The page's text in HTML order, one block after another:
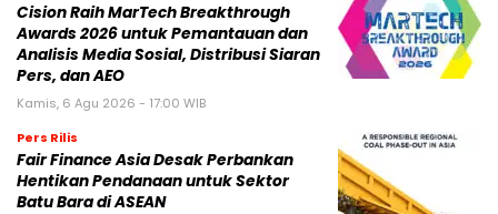
Cision Raih MarTech Breakthrough
Awards 2026 untuk Pemantauan dan
Analisis Media Sosial, Distribusi Siaran
Pers, dan AEO
Kamis, 6 Agu 2026 - 17:00 WIB
Pers Rilis
Fair Finance Asia Desak Perbankan
Hentikan Pendanaan untuk Sektor
Batu Bara di ASEAN